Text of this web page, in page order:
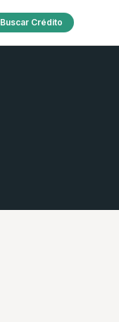
Buscar Crédito